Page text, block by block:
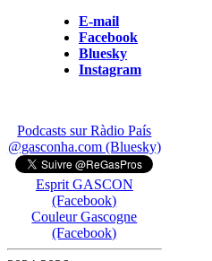
E-mail
Facebook
Bluesky
Instagram
Podcasts sur Ràdio País
@gasconha.com (Bluesky)
Esprit GASCON
(Facebook)
Couleur Gascogne
(Facebook)